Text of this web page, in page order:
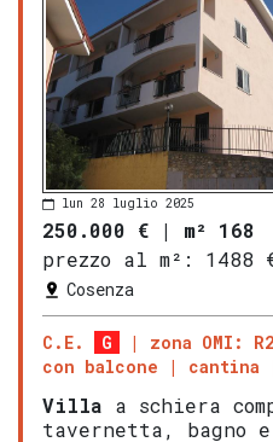
lun 28 luglio 2025
250.000 € | m² 168
prezzo al m²:
1488
Cosenza
C.E. G zona OMI: R2
con balcone
cantina
Villa a schiera
tavernetta, bagno